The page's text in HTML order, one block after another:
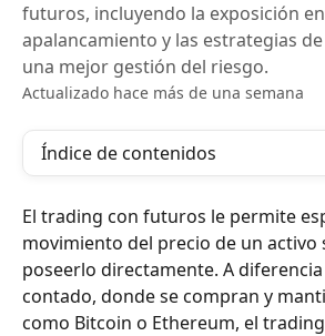
futuros, incluyendo la exposición
apalancamiento y las estrategias
una mejor gestión del riesgo.
Actualizado hace más de una semana
Índice de contenidos
El trading con futuros le permite
movimiento del precio de un activo
poseerlo directamente. A
contado, donde se compran y
como Bitcoin o Ethereum, el